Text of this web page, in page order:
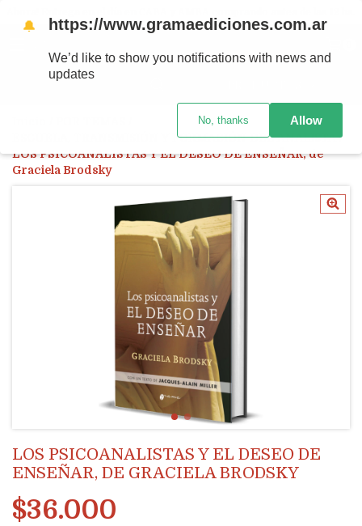
ESCUELA, TRANSMISIÓN Y FORMACIÓN DEL ANALISTA /
LOS PSICOANALISTAS Y EL DESEO DE ENSEÑAR, de
Graciela Brodsky
LOS PSICOANALISTAS Y EL DESEO DE
ENSEÑAR, DE GRACIELA BRODSKY
$36.000
🔔 https://www.gramaediciones.com.ar
We’d like to show you notifications with news and
updates
No, thanks Allow